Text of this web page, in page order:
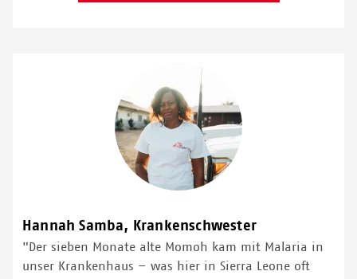
Hannah Samba, Krankenschwester
"Der sieben Monate alte Momoh kam mit Malaria in
unser Krankenhaus – was hier in Sierra Leone oft